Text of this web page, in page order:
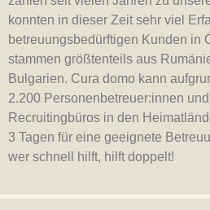
konnten in dieser Zeit sehr viel
betreuungsbedürftigen Kunden in
stammen größtenteils aus
Bulgarien. Cura domo kann
2.200 Personenbetreuer:innen
Recruitingbüros in den
3 Tagen für eine geeignete
wer schnell hilft, hilft doppelt!